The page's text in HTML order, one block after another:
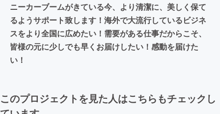
ニーカーブームがきている今、より清潔に、美しく保て
るようサポート致します！海外で大流行しているビジネ
スをより全国に広めたい！需要がある仕事だからこそ、
皆様の元に少しでも早くお届けしたい！感動を届けた
い！
このプロジェクトを見た人はこちらもチェックし